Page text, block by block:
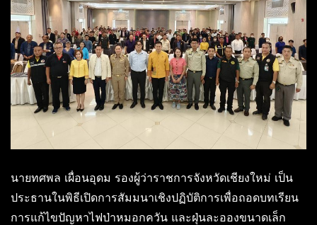
นายทศพล เผื่อนอุดม รองผู้ว่าราชการจังหวัดเชียงใหม่ เป็น
ประธานในพิธีเปิดการสัมมนาเชิงปฏิบัติการเพื่อถอดบทเรียน
การแก้ไขปัญหาไฟป่าหมอกควัน และฝุ่นละอองขนาดเล็ก